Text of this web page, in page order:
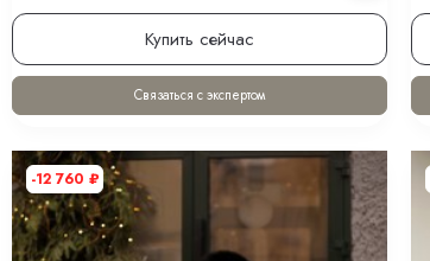
Купить сейчас
Связаться с экспертом
-12 760 ₽